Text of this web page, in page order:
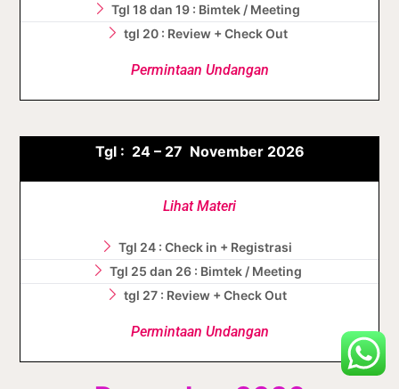
Tgl 18 dan 19 : Bimtek / Meeting
tgl 20 : Review + Check Out
Permintaan Undangan
Tgl : 24 – 27 November 2026
Lihat Materi
Tgl 24 : Check in + Registrasi
Tgl 25 dan 26 : Bimtek / Meeting
tgl 27 : Review + Check Out
Permintaan Undangan